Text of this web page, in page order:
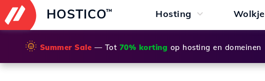
HOSTICO™ Hosting Wolkje
🌞 Summer Sale — Tot 70% korting op hosting en domeinen